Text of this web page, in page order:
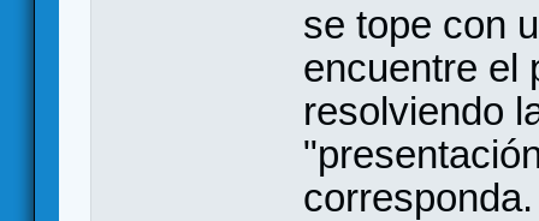
se tope con
encuentre el
resolviendo
corresponda.